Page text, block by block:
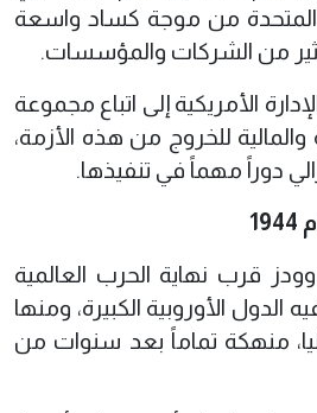
المتحدة من موجة كساد واسعة
من الشركات والمؤسسات.
الأمريكية إلى اتباع مجموعة
للخروج من هذه الأزمة،
دوراً مهماً في تنفيذها.
قرب نهاية الحرب العالمية
الدول الأوروبية الكبيرة، ومنها
منهكة تماماً بعد سنوات من